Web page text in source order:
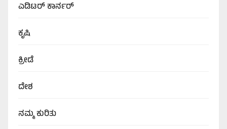
ಎಡಿಟರ್‌ ಕಾರ್ನರ್
ಕೃಷಿ
ಕ್ರೀಡೆ
ದೇಶ
ನಮ್ಮ ಕುರಿತು